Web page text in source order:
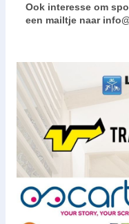
Ook interesse om
een mailtje naar